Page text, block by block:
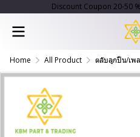
Discount Coupon 20-50
Home All Product ตลับลูกปืน/เพ